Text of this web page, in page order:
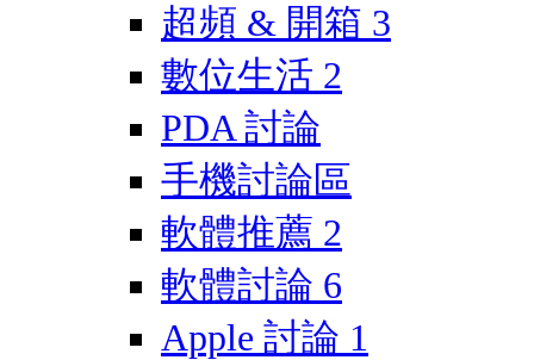
超頻 & 開箱 3
數位生活 2
PDA 討論
手機討論區
軟體推薦 2
軟體討論 6
Apple 討論 1